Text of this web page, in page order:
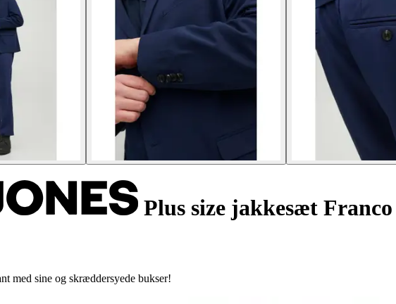
Plus size jakkesæt Franco
med sine og skræddersyede bukser!